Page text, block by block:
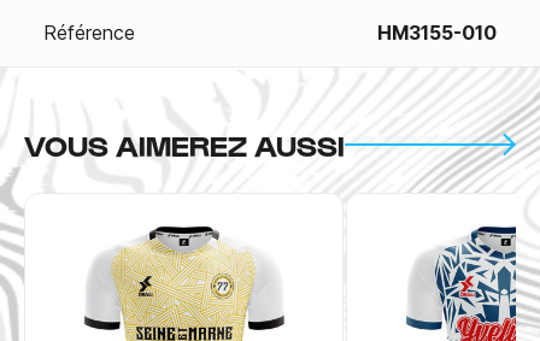
Référence HM3155-010
VOUS AIMEREZ AUSSI